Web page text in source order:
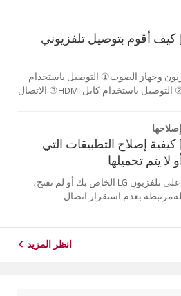
أقوم بتوصيل تلفزيوني
وجهاز الصوت① التوصيل باستخدام
كابل الألياف الضوئية② التوصيل باستخدام كابل HDMI③ الاتصال
إصلاح التطبيقات التي
يتم تحميلها
إذا تجمدت التطبيقات على تلفزيون LG الخاص بك أو لم تفتح،
بعدم استقرار اتصال
انظر المزيد